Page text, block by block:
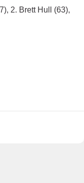
2. Brett Hull (63),